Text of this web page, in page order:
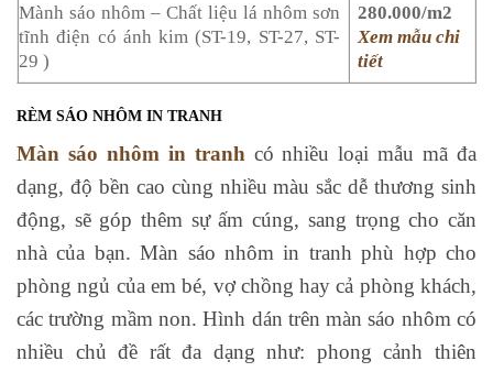
Mành sáo nhôm – Chất liệu lá nhôm sơn
tĩnh điện có ánh kim (ST-19, ST-27, ST-
29 )
280.000/m2
Xem mẫu chi
tiết
RÈM SÁO NHÔM IN TRANH
Màn sáo nhôm in tranh có nhiều loại mẫu mã đa
dạng, độ bền cao cùng nhiều màu sắc dễ thương sinh
động, sẽ góp thêm sự ấm cúng, sang trọng cho căn
nhà của bạn. Màn sáo nhôm in tranh phù hợp cho
phòng ngủ của em bé, vợ chồng hay cả phòng khách,
các trường mầm non. Hình dán trên màn sáo nhôm có
nhiều chủ đề rất đa dạng như: phong cảnh thiên